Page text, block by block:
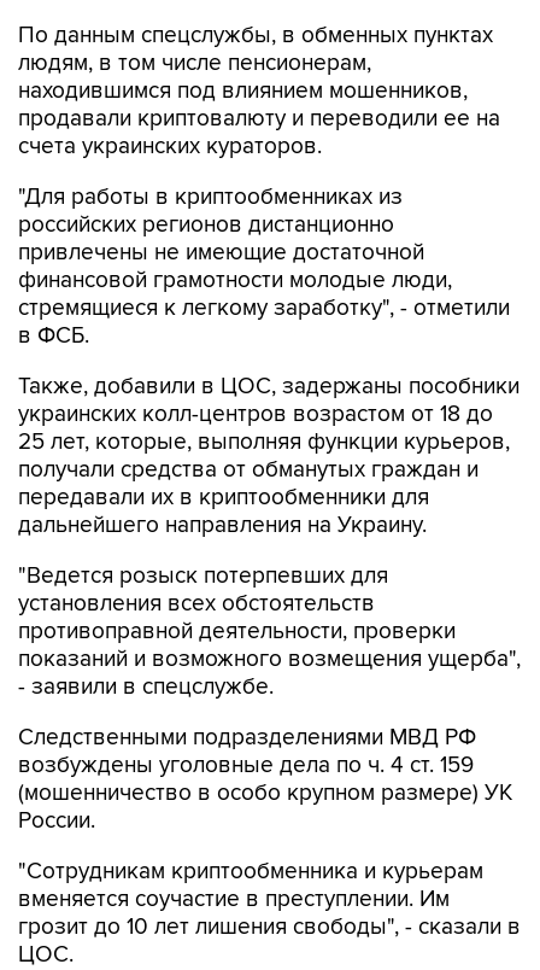
По данным спецслужбы, в обменных пунктах
людям, в том числе пенсионерам,
находившимся под влиянием мошенников,
продавали криптовалюту и переводили ее на
счета украинских кураторов.
"Для работы в криптообменниках из
российских регионов дистанционно
привлечены не имеющие достаточной
финансовой грамотности молодые люди,
стремящиеся к легкому заработку", - отметили
в ФСБ.
Также, добавили в ЦОС, задержаны пособники
украинских колл-центров возрастом от 18 до
25 лет, которые, выполняя функции курьеров,
получали средства от обманутых граждан и
передавали их в криптообменники для
дальнейшего направления на Украину.
"Ведется розыск потерпевших для
установления всех обстоятельств
противоправной деятельности, проверки
показаний и возможного возмещения ущерба",
- заявили в спецслужбе.
Следственными подразделениями МВД РФ
возбуждены уголовные дела по ч. 4 ст. 159
(мошенничество в особо крупном размере) УК
России.
"Сотрудникам криптообменника и курьерам
вменяется соучастие в преступлении. Им
грозит до 10 лет лишения свободы", - сказали в
ЦОС.